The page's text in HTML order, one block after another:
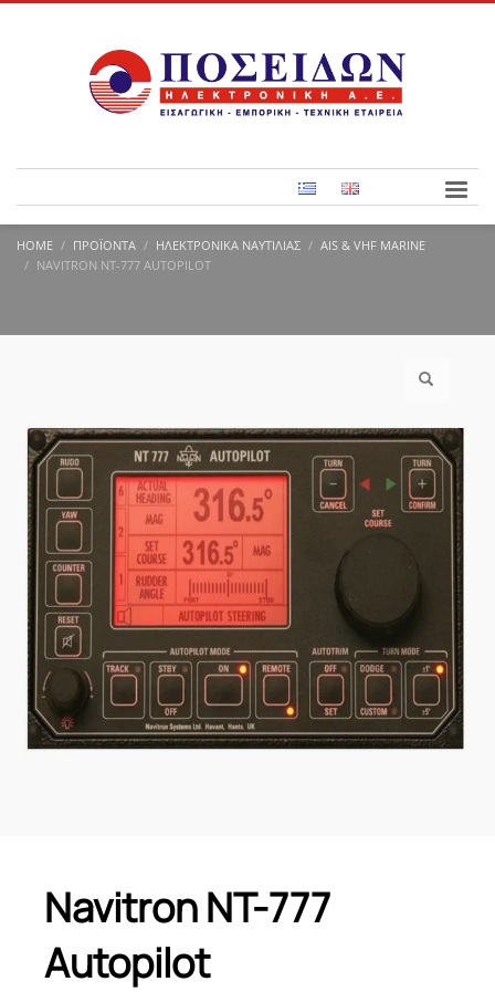
HOME ΠΡΟΪΌΝΤΑ ΗΛΕΚΤΡΟΝΙΚΆ ΝΑΥΤΙΛΊΑΣ
AIS & VHF MARINE
NAVITRON NT-777 AUTOPILOT
Navitron NT-777
Autopilot